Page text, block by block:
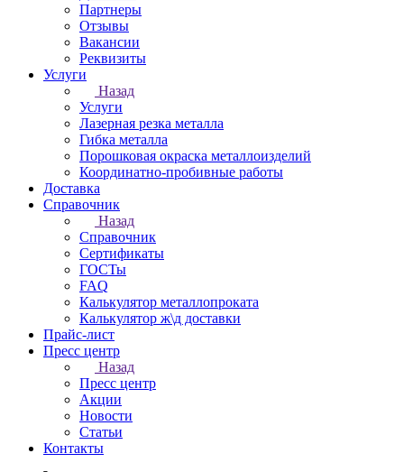
Партнеры
Отзывы
Вакансии
Реквизиты
Услуги
Назад
Услуги
Лазерная резка металла
Гибка металла
Порошковая окраска металлоизделий
Координатно-пробивные работы
Доставка
Справочник
Назад
Справочник
Сертификаты
ГОСТы
FAQ
Калькулятор металлопроката
Калькулятор ж\д доставки
Прайс-лист
Пресс центр
Назад
Пресс центр
Акции
Новости
Статьи
Контакты